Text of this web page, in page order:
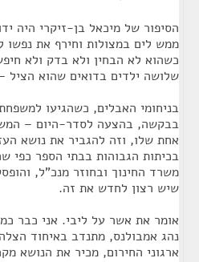
הסיפור של מיכאל בן-זיקרי היה
ממש לים במצולות וחירף את נפשו
כשהוא לא הבחין ולא בדק ולא
שלושה ילדים בדואים שהוא הציל
בניחומי האבלים, כשהגיעו
בבקשה, בהצעה לסדר-היום –
אחת שלו, וזה להגביר את נושא
בכיתות הגבוהות בבתי הספר כפי
משרד החינוך ובחוזר מנכ"ל,
שיש רצון לחדש את זה.
נהג אמבולנס, מתנדב באיחוד
ארגוני החירום, מכיר את הנושא